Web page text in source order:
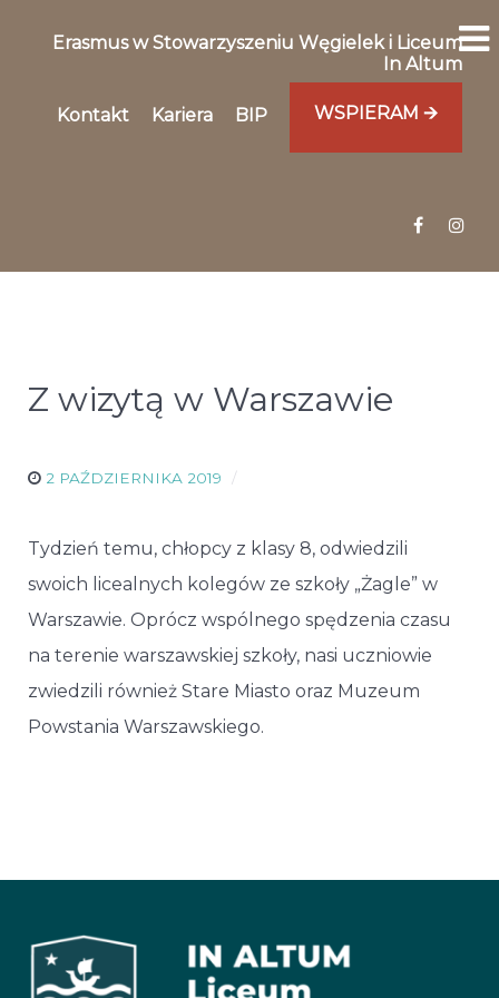
Erasmus w Stowarzyszeniu Węgielek i Liceum
In Altum
Kontakt Kariera BIP WSPIERAM 🡪
Z wizytą w Warszawie
2 PAŹDZIERNIKA 2019
Tydzień temu, chłopcy z klasy 8, odwiedzili
swoich licealnych kolegów ze szkoły „Żagle” w
Warszawie. Oprócz wspólnego spędzenia czasu
na terenie warszawskiej szkoły, nasi uczniowie
zwiedzili również Stare Miasto oraz Muzeum
Powstania Warszawskiego.